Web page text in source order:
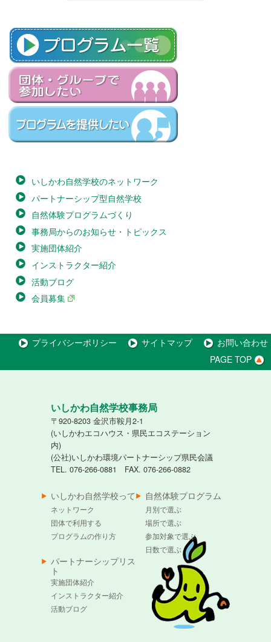
いしかわ自然学校のネットワーク
パートナーシップ型自然学校
自然体験プログラムづくり
事務局からのお知らせ・トピックス
実施団体紹介
インストラクター紹介
活動ブログ
会員募集
プライバシーポリシー サイトマップ
お問い合わせ
PAGE TOP
いしかわ自然学校事務局
〒920-8203 金沢市鞍月2-1
(いしかわエコハウス・県民エコステーション
内)
(公社)いしかわ環境パートナーシップ県民会議
TEL. 076-266-0881 FAX. 076-266-0882
いしかわ自然学校って
ネットワーク
団体で利用する
プログラムの作り方
自然体験プログラム
月別で選ぶ
場所で選ぶ
参加対象で選ぶ
日数で選ぶ
パートナーシップリス
ト
実施団体紹介
インストラクター紹介
活動ブログ